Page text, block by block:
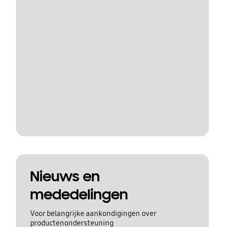
Nieuws en
mededelingen
Voor belangrijke aankondigingen over
productenondersteuning